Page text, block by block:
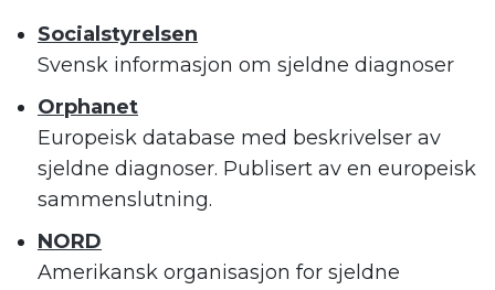
Socialstyrelsen
Svensk informasjon om sjeldne diagnoser
Orphanet
Europeisk database med beskrivelser av
sjeldne diagnoser. Publisert av en europeisk
sammenslutning.
NORD
Amerikansk organisasjon for sjeldne